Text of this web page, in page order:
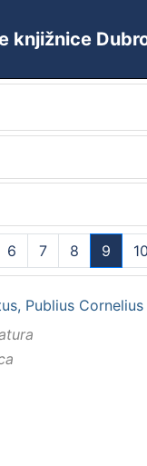
knjižnice
6 7 8
9
10
Publius